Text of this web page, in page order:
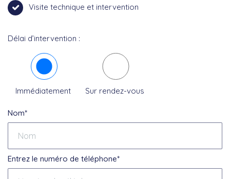
Visite technique et intervention
Délai d’intervention :
Immédiatement Sur rendez-vous
Nom*
Entrez le numéro de téléphone*